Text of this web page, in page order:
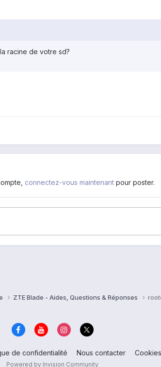
racine de votre sd?
connectez-vous maintenant pour poster.
ZTE Blade - Aides, Questions & Réponses
de confidentialité Nous contacter Cookies
Powered by Invision Community